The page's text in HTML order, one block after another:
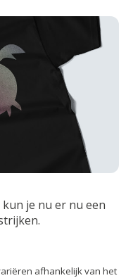
je nu er nu een
afhankelijk van het